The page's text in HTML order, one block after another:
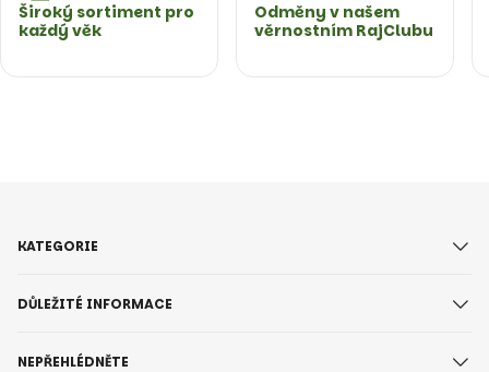
Široký sortiment pro
každý věk
Odměny v našem
věrnostním RajClubu
KATEGORIE
DŮLEŽITÉ INFORMACE
NEPŘEHLÉDNĚTE